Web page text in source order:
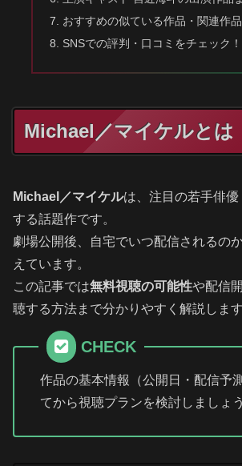
おすすめの似ている作品・関連作品
SNSでの評判・口コミをチェック！
Michael／マイケルとは
Michael／マイケルは、注目の若手俳
する話題作です。
劇場公開後、自宅でいつ配信されるの
えています。
この記事では無料視聴の可能性や配信
聴する方法まで分かりやすく解説します
CHECK
作品の基本情報（公開日・配信予
てから視聴プランを検討しましょう